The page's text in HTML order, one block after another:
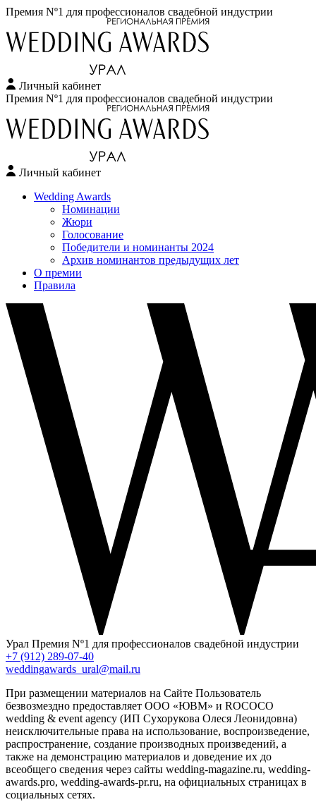
Премия Nº1 для профессионалов свадебной индустрии
Личный кабинет
Перейти
содержимому
Премия Nº1 для профессионалов свадебной индустрии
Личный кабинет
Wedding Awards
Номинации
Жюри
Голосование
Победители и номинанты 2024
Архив номинантов предыдущих лет
О премии
Правила
Урал Премия Nº1 для профессионалов свадебной индустрии
+7 (912) 289-07-40
weddingawards_ural@mail.ru
При размещении материалов на Сайте Пользователь
безвозмездно предоставляет ООО «ЮВМ» и ROCOCO
wedding & event agency (ИП Сухорукова Олеся Леонидовна)
неисключительные права на использование, воспроизведение,
распространение, создание производных произведений, а
также на демонстрацию материалов и доведение их до
всеобщего сведения через сайты wedding-magazine.ru, wedding-
awards.pro, wedding-awards-pr.ru, на официальных страницах в
социальных сетях.